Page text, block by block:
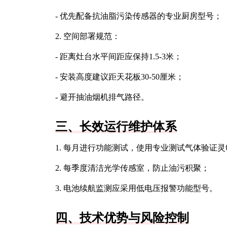
- 优先配备抗油脂污染传感器的专业厨房型号；
2. 空间部署规范：
- 距离灶台水平间距应保持1.5-3米；
- 安装高度建议距天花板30-50厘米；
- 避开抽油烟机排气路径。
三、长效运行维护体系
1. 每月进行功能测试，使用专业测试气体验证
2. 每季度清洁光学传感室，防止油污积聚；
3. 电池续航监测应采用低电压报警功能型号。
四、技术优势与风险控制